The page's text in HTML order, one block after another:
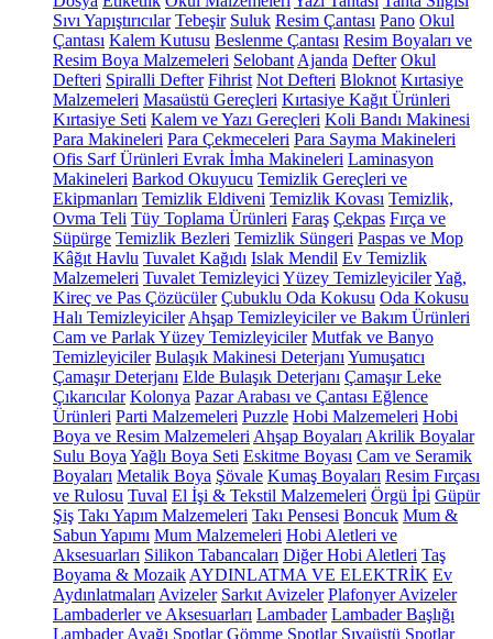
Sıvı Yapıştırıcılar Tebeşir Suluk Resim Çantası Pano Okul
Çantası Kalem Kutusu Beslenme Çantası Resim Boyaları ve
Resim Boya Malzemeleri Selobant Ajanda Defter Okul
Defteri Spiralli Defter Fihrist Not Defteri Bloknot Kırtasiye
Malzemeleri Masaüstü Gereçleri Kırtasiye Kağıt Ürünleri
Kırtasiye Seti Kalem ve Yazı Gereçleri Koli Bandı Makinesi
Para Makineleri Para Çekmeceleri Para Sayma Makineleri
Ofis Sarf Ürünleri Evrak İmha Makineleri Laminasyon
Makineleri Barkod Okuyucu Temizlik Gereçleri ve
Ekipmanları Temizlik Eldiveni Temizlik Kovası Temizlik,
Ovma Teli Tüy Toplama Ürünleri Faraş Çekpas Fırça ve
Süpürge Temizlik Bezleri Temizlik Süngeri Paspas ve Mop
Kâğıt Havlu Tuvalet Kağıdı Islak Mendil Ev Temizlik
Malzemeleri Tuvalet Temizleyici Yüzey TemizleyicilerYağ,
Kireç ve Pas Çözücüler Çubuklu Oda Kokusu Oda Kokusu
Halı Temizleyiciler Ahşap Temizleyiciler ve Bakım Ürünleri
Cam ve Parlak Yüzey Temizleyiciler Mutfak ve Banyo
Temizleyiciler Bulaşık Makinesi Deterjanı Yumuşatıcı
Çamaşır Deterjanı Elde Bulaşık Deterjanı Çamaşır Leke
Çıkarıcılar Kolonya Pazar Arabası ve Çantası Eğlence
Ürünleri Parti Malzemeleri Puzzle Hobi Malzemeleri Hobi
Boya ve Resim Malzemeleri Ahşap Boyaları Akrilik Boyalar
Sulu Boya Yağlı Boya Seti Eskitme Boyası Cam ve Seramik
Boyaları Metalik Boya Şövale Kumaş Boyaları Resim Fırçası
ve Rulosu Tuval El İşi & Tekstil Malzemeleri Örgü İpi Güpür
Şiş Takı Yapım Malzemeleri Takı Pensesi Boncuk Mum &
Sabun Yapımı Mum Malzemeleri Hobi Aletleri ve
Aksesuarları Silikon Tabancaları Diğer Hobi Aletleri Taş
Boyama & Mozaik AYDINLATMA VE ELEKTRİK Ev
Aydınlatmaları Avizeler Sarkıt Avizeler Plafonyer Avizeler
Lambaderler ve Aksesuarları Lambader Lambader Başlığı
Lambader Ayağı Spotlar Gömme Spotlar Sıvaüstü Spotlar